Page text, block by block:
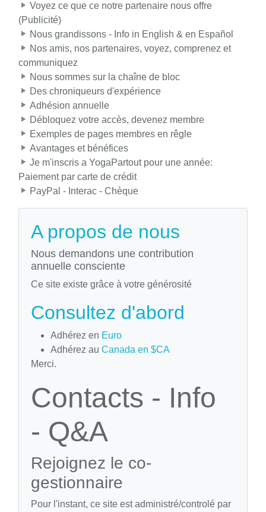
Voyez ce que ce notre partenaire nous offre
(Publicité)
Nous grandissons - Info in English & en Español
Nos amis, nos partenaires, voyez, comprenez et
communiquez
Nous sommes sur la chaîne de bloc
Des chroniqueurs d'expérience
Adhésion annuelle
Débloquez votre accès, devenez membre
Exemples de pages membres en rêgle
Avantages et bénéfices
Je m'inscris a YogaPartout pour une année:
Paiement par carte de crédit
PayPal - Interac - Chèque
A propos de nous
Nous demandons une contribution
annuelle consciente
Ce site existe grâce à votre générosité
Consultez d'abord
Adhérez en Euro
Adhérez au Canada en $CA
Merci.
Contacts - Info
- Q&A
Rejoignez le co-
gestionnaire
Pour l'instant, ce site est administré/controlé par